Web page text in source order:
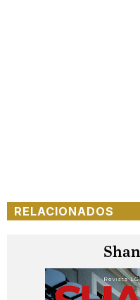
RELACIONADOS